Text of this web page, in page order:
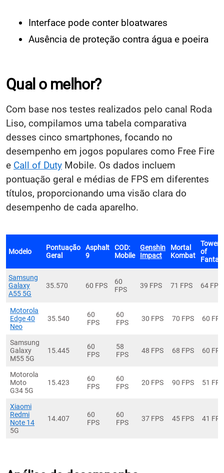
Interface pode conter bloatwares
Ausência de proteção contra água e poeira
Qual o melhor?
Com base nos testes realizados pelo canal Roda
Liso, compilamos uma tabela comparativa
desses cinco smartphones, focando no
desempenho em jogos populares como Free Fire
e Call of Duty Mobile. Os dados incluem
pontuação geral e médias de FPS em diferentes
títulos, proporcionando uma visão clara do
desempenho de cada aparelho.
Modelo
Pontuação
Geral
Asphalt
9
COD:
Mobile
Genshin
Impact
Mortal
Kombat
Tower
of
Samsung
Galaxy
A55 5G
35.570 60 FPS
60
FPS
39 FPS 71 FPS 64 FPS
Motorola
Edge 40
Neo
35.540
60
FPS
60
FPS
30 FPS 70 FPS 60 FPS
Samsung
Galaxy
M55 5G
15.445
60
FPS
58
FPS
48 FPS 68 FPS 60 FPS
Motorola
Moto
G34 5G
15.423
60
FPS
60
FPS
20 FPS 90 FPS 51 FPS
Xiaomi
Redmi
Note 14
5G
14.407
60
FPS
60
FPS
37 FPS 45 FPS 41 FPS